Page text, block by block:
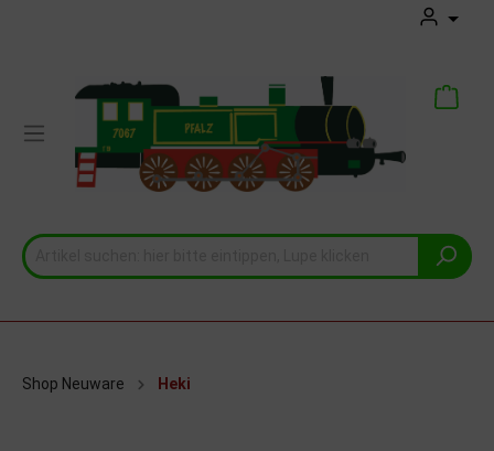
Shop Neuware Heki